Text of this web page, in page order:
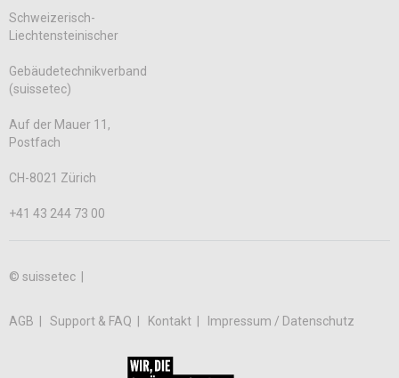
Schweizerisch-
Liechtensteinischer
Gebäudetechnikverband
(suissetec)
Auf der Mauer 11,
Postfach
CH-8021 Zürich
+41 43 244 73 00
© suissetec |
AGB Support & FAQ Kontakt Impressum / Datenschutz